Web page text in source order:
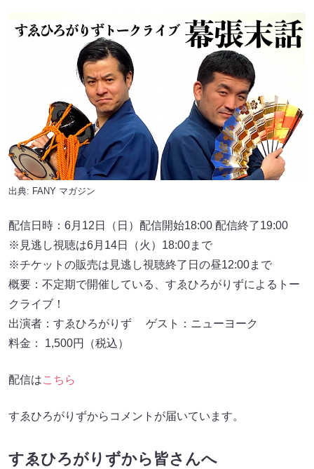
出典: FANY マガジン
配信日時：6月12日（日）配信開始18:00 配信終了19:00
※見逃し視聴は6月14日（火）18:00まで
※チケットの販売は見逃し視聴終了日の昼12:00まで
概要：不定期で開催している、すゑひろがりずによるトー
クライブ！
出演者：すゑひろがりず ゲスト：ニューヨーク
料金： 1,500円（税込）
配信はこちら
すゑひろがりずからコメントが届いています。
すゑひろがりずから皆さんへ